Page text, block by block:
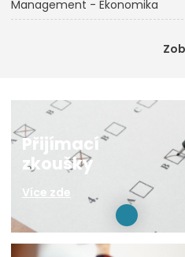
Management - Ekonomika
Přijímací
zkoušky
Více zde